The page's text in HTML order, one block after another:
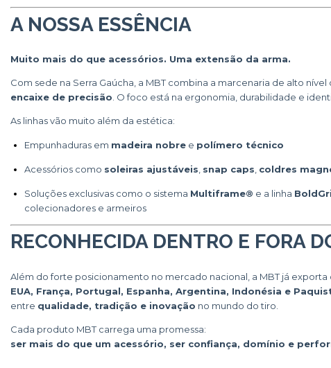
A NOSSA ESSÊNCIA
Muito mais do que acessórios. Uma extensão da arma.
Com sede na Serra Gaúcha, a MBT combina a marcenaria de alto nível
encaixe de precisão . O foco está na ergonomia, durabilidade e
As linhas vão muito além da estética:
Empunhaduras em madeira nobre e polímero técnico
Acessórios como soleiras ajustáveis snap caps coldres
Soluções exclusivas como o sistema Multiframe® e a linha
colecionadores e armeiros
RECONHECIDA DENTRO E FORA
Além do forte posicionamento no mercado nacional, a MBT já
EUA, França, Portugal, Espanha, Argentina, Indonésia e
entre qualidade, tradição e inovação no mundo do tiro.
Cada produto MBT carrega uma promessa:
ser mais do que um acessório, ser confiança, domínio e